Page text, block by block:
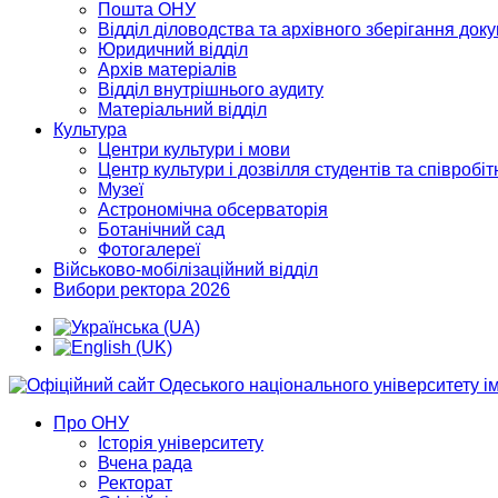
Пошта ОНУ
Відділ діловодства та архівного зберігання
Юридичний відділ
Архів матеріалів
Відділ внутрішнього аудиту
Матеріальний відділ
Культура
Центри культури і мови
Центр культури і дозвілля студентів та
Музеї
Астрономічна обсерваторія
Ботанічний сад
Фотогалереї
Військово-мобілізаційний відділ
Вибори ректора 2026
Про ОНУ
Історія університету
Вчена рада
Ректорат